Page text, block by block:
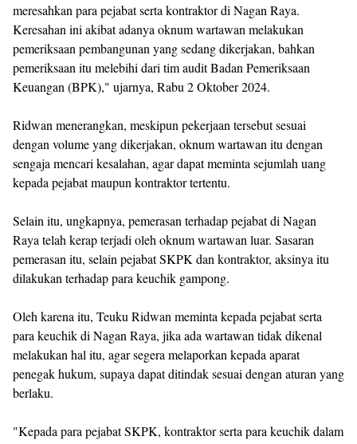
meresahkan para pejabat serta kontraktor di Nagan Raya.
Keresahan ini akibat adanya oknum wartawan melakukan
pemeriksaan pembangunan yang sedang dikerjakan, bahkan
pemeriksaan itu melebihi dari tim audit Badan Pemeriksaan
Keuangan (BPK)," ujarnya, Rabu 2 Oktober 2024.
Ridwan menerangkan, meskipun pekerjaan tersebut sesuai
dengan volume yang dikerjakan, oknum wartawan itu dengan
sengaja mencari kesalahan, agar dapat meminta sejumlah uang
kepada pejabat maupun kontraktor tertentu.
Selain itu, ungkapnya, pemerasan terhadap pejabat di Nagan
Raya telah kerap terjadi oleh oknum wartawan luar. Sasaran
pemerasan itu, selain pejabat SKPK dan kontraktor, aksinya itu
dilakukan terhadap para keuchik gampong.
Oleh karena itu, Teuku Ridwan meminta kepada pejabat serta
para keuchik di Nagan Raya, jika ada wartawan tidak dikenal
melakukan hal itu, agar segera melaporkan kepada aparat
penegak hukum, supaya dapat ditindak sesuai dengan aturan yang
berlaku.
"Kepada para pejabat SKPK, kontraktor serta para keuchik dalam